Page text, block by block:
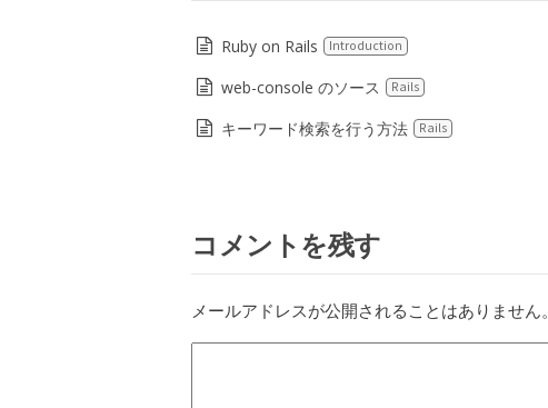
Ruby on Rails Introduction
web-console のソース Rails
キーワード検索を行う方法 Rails
コメントを残す
メールアドレスが公開されることはありません。